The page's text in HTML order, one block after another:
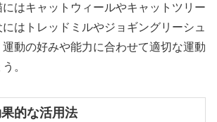
はキャットウィールやキャットツリー
はトレッドミルやジョギングリーシュ
動の好みや能力に合わせて適切な運動
。
的な活用法